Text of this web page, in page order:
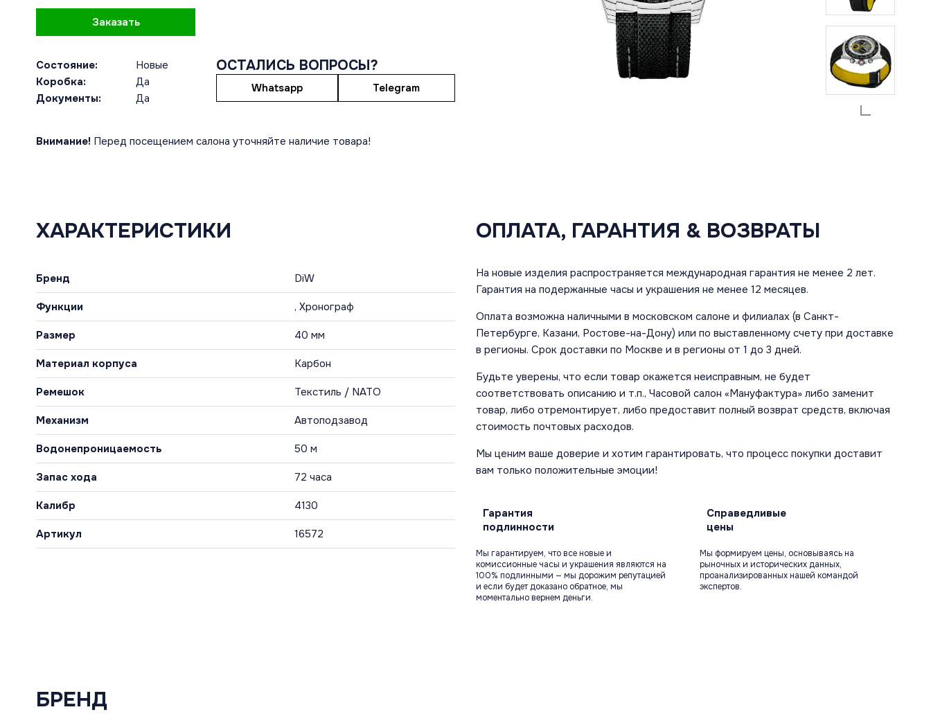
Заказать
Состояние:
Новые
Коробка:
Да
Документы:
Да
ОСТАЛИСЬ ВОПРОСЫ?
Whatsapp Telegram
Внимание! Перед посещением салона уточняйте наличие товара!
ХАРАКТЕРИСТИКИ
Бренд DiW
Функции , Хронограф
Размер 40 мм
Материал корпуса Карбон
Ремешок Текстиль / NATO
Механизм Автоподзавод
Водонепроницаемость 50 м
Запас хода 72 часа
Калибр 4130
Артикул 16572
ОПЛАТА, ГАРАНТИЯ & ВОЗВРАТЫ
На новые изделия распространяется международная гарантия не менее 2 лет.
Гарантия на подержанные часы и украшения не менее 12 месяцев.
Оплата возможна наличными в московском салоне и филиалах (в Санкт-
Петербурге, Казани, Ростове-на-Дону) или по выставленному счету при доставке
в регионы. Срок доставки по Москве и в регионы от 1 до 3 дней.
Будьте уверены, что если товар окажется неисправным, не будет
соответствовать описанию и т.п., Часовой салон «Мануфактура» либо заменит
товар, либо отремонтирует, либо предоставит полный возврат средств, включая
стоимость почтовых расходов.
Мы ценим ваше доверие и хотим гарантировать, что процесс покупки доставит
вам только положительные эмоции!
Гарантия
подлинности
Мы гарантируем, что все новые и
комиссионные часы и украшения являются на
100% подлинными — мы дорожим репутацией
и если будет доказано обратное, мы
моментально вернем деньги.
Справедливые
цены
Мы формируем цены, основываясь на
рыночных и исторических данных,
проанализированных нашей командой
экспертов.
БРЕНД